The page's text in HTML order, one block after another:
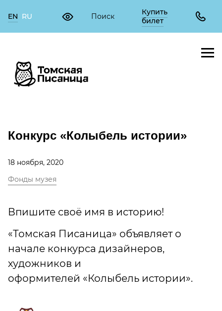
EN RU
Купить
билет
Конкурс «Колыбель истории»
18 ноября, 2020
Фонды музея
Впишите своё имя в историю!
«Томская Писаница» объявляет о
начале конкурса дизайнеров,
художников и
оформителей «Колыбель истории».